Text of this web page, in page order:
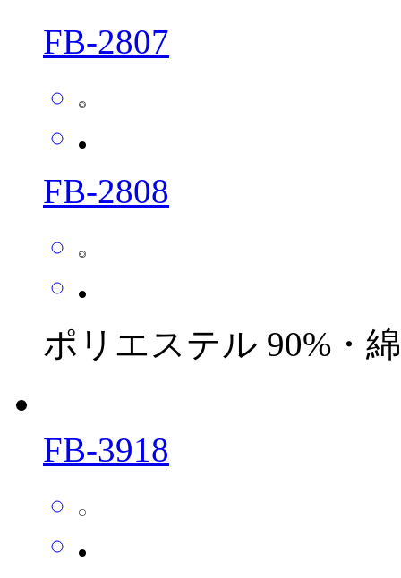
FB-2807
FB-2808
ポリエステル 90%・
FB-3918